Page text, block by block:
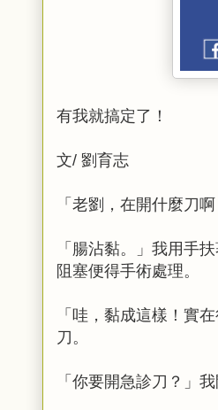
有我就搞定了！
文/ 劉育志
「老劉，在開什麼刀
「腸沾黏。」我用手
阻塞便得手術處理。
「哇，黏成這樣！實
刀。
「你要開急診刀？」我